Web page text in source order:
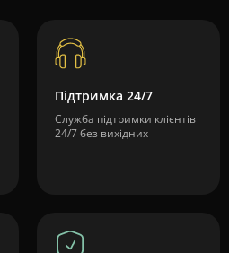
Підтримка 24/7
Служба підтримки клієнтів
24/7 без вихідних